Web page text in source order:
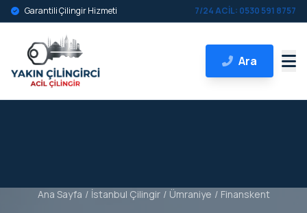
Garantili Çilingir Hizmeti 7/24 ACİL: 0530 591 8757
Ara
Ana Sayfa / İstanbul Çilingir / Ümraniye / Finanskent